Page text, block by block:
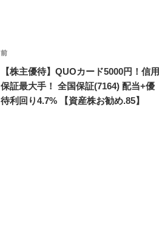
投
稿
ナ
前
の
投
稿
前
【株主優待】QUOカード5000円！信用
保証最大手！ 全国保証(7164) 配当+優
待利回り4.7% 【資産株お勧め.85】